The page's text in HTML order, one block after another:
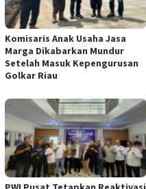
Komisaris Anak Usaha Jasa
Marga Dikabarkan Mundur
Setelah Masuk Kepengurusan
Golkar Riau